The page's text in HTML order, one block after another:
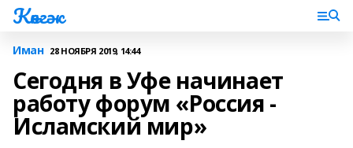
Көнгәк
Иман 28 НОЯБРЯ 2019, 14:44
Сегодня в Уфе начинает
работу форум «Россия -
Исламский мир»